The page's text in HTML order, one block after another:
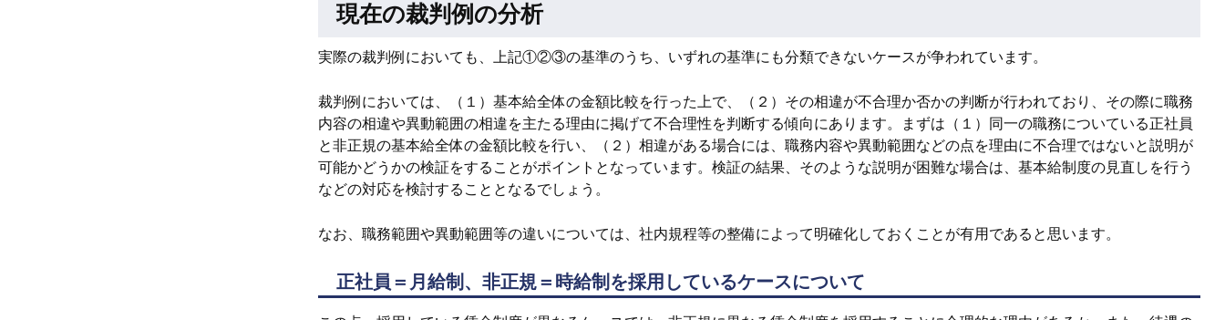
現在の裁判例の分析
実際の裁判例においても、上記①②③の基準のうち、いずれの基準にも分類できないケースが争われています。
裁判例においては、（１）基本給全体の金額比較を行った上で、（２）その相違が不合理か否かの判断が行われており、その際に職務
内容の相違や異動範囲の相違を主たる理由に掲げて不合理性を判断する傾向にあります。まずは（１）同一の職務についている正社員
と非正規の基本給全体の金額比較を行い、（２）相違がある場合には、職務内容や異動範囲などの点を理由に不合理ではないと説明が
可能かどうかの検証をすることがポイントとなっています。検証の結果、そのような説明が困難な場合は、基本給制度の見直しを行う
などの対応を検討することとなるでしょう。
なお、職務範囲や異動範囲等の違いについては、社内規程等の整備によって明確化しておくことが有用であると思います。
正社員＝月給制、非正規＝時給制を採用しているケースについて